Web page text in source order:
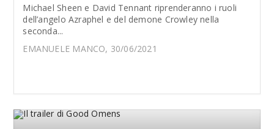
Michael Sheen e David Tennant riprenderanno i ruoli
dell’angelo Azraphel e del demone Crowley nella
seconda...
EMANUELE MANCO, 30/06/2021